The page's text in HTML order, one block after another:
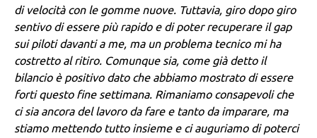
di velocità con le gomme nuove. Tuttavia, giro dopo giro
sentivo di essere più rapido e di poter recuperare il gap
sui piloti davanti a me, ma un problema tecnico mi ha
costretto al ritiro. Comunque sia, come già detto il
bilancio è positivo dato che abbiamo mostrato di essere
forti questo fine settimana. Rimaniamo consapevoli che
ci sia ancora del lavoro da fare e tanto da imparare, ma
stiamo mettendo tutto insieme e ci auguriamo di poterci